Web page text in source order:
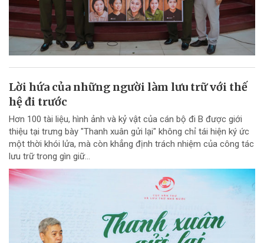
Lời hứa của những người làm lưu trữ với thế
hệ đi trước
Hơn 100 tài liệu, hình ảnh và kỷ vật của cán bộ đi B được giới
thiệu tại trưng bày "Thanh xuân gửi lại" không chỉ tái hiện ký ức
một thời khói lửa, mà còn khẳng định trách nhiệm của công tác
lưu trữ trong gìn giữ...